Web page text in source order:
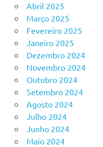
Abril 2025
Março 2025
Fevereiro 2025
Janeiro 2025
Dezembro 2024
Novembro 2024
Outubro 2024
Setembro 2024
Agosto 2024
Julho 2024
Junho 2024
Maio 2024